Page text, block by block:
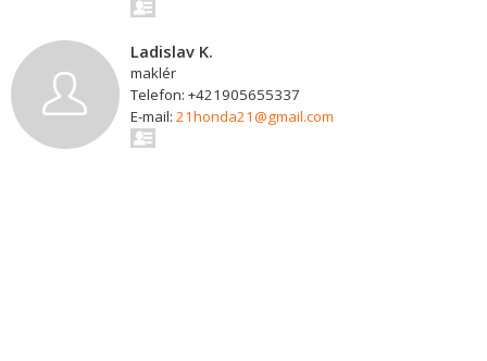
Ladislav K.
maklér
Telefon: +421905655337
E-mail: 21honda21@gmail.com